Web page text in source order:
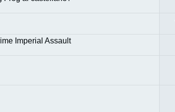
Imperial Assault